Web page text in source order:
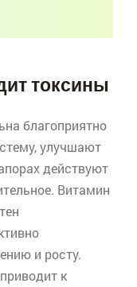
токсины
благоприятно
улучшают
действуют
Витамин
и росту.
к